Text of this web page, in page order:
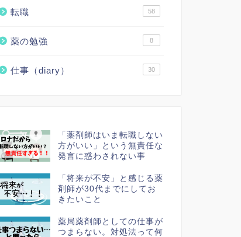
転職 58
薬の勉強 8
仕事（diary） 30
「薬剤師はいま転職しない
方がいい」という無責任な
発言に惑わされない事
「将来が不安」と感じる薬
剤師が30代までにしてお
きたいこと
薬局薬剤師としての仕事が
つまらない。対処法って何